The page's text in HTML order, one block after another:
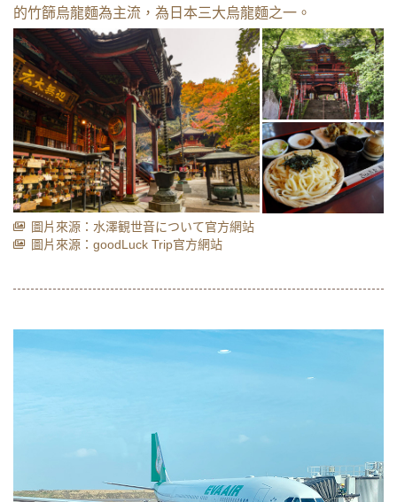
的竹篩烏龍麵為主流，為日本三大烏龍麵之一。
圖片來源：水澤観世音について官方網站
圖片來源：goodLuck Trip官方網站